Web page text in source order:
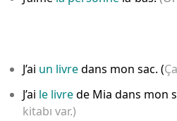
J’ai un livredans mon sac. (
J’ai le livrede Mia dans mon
kitabı var.)